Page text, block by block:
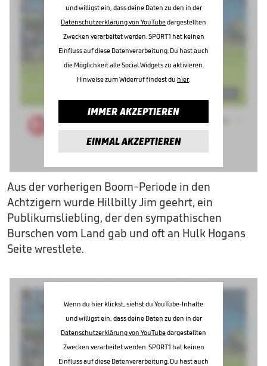
und willigst ein, dass deine Daten zu den in der
Datenschutzerklärung von YouTubedargestellten
Zwecken verarbeitet werden. SPORT1 hat keinen
Einfluss auf diese Datenverarbeitung. Du hast auch
die Möglichkeit alle Social Widgets zu aktivieren.
Hinweise zum Widerruf findest du hier.
IMMER AKZEPTIEREN
EINMAL AKZEPTIEREN
Aus der vorherigen Boom-Periode in den
Achtzigern wurde Hillbilly Jim geehrt, ein
Publikumsliebling, der den sympathischen
Burschen vom Land gab und oft an Hulk Hogans
Seite wrestlete.
Wenn du hier klickst, siehst du YouTube-Inhalte
und willigst ein, dass deine Daten zu den in der
Datenschutzerklärung von YouTubedargestellten
Zwecken verarbeitet werden. SPORT1 hat keinen
Einfluss auf diese Datenverarbeitung. Du hast auch